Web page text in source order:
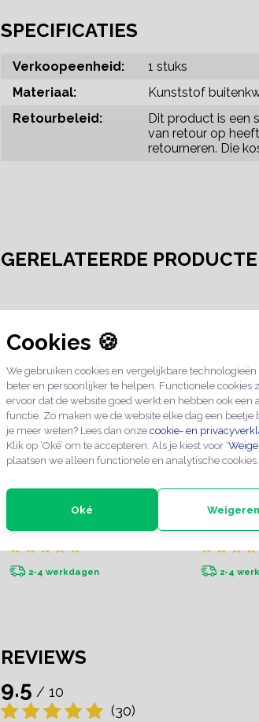
Cookies 🍪
We gebruiken cookies en vergelijkbare technologieën
beter en persoonlijker te helpen. Functionele cookies
ervoor dat de website goed werkt en hebben ook een
functie. Zo maken we de website elke dag een beetje
je meer weten? Lees dan onze cookie- en
Klik op ‘Oké’ om te accepteren. Als je kiest voor ‘
plaatsen we alleen functionele en analytische cookies.
Oké Weigeren
SPECIFICATIES
Verkoopeenheid:
1 stuks
Materiaal:
Kunststof
Retourbeleid:
Dit product is een
van retour op
retourneren. Die
GERELATEERDE
2-4 werkdagen
€3,49
2-4
REVIEWS
9.5 / 10
(30)